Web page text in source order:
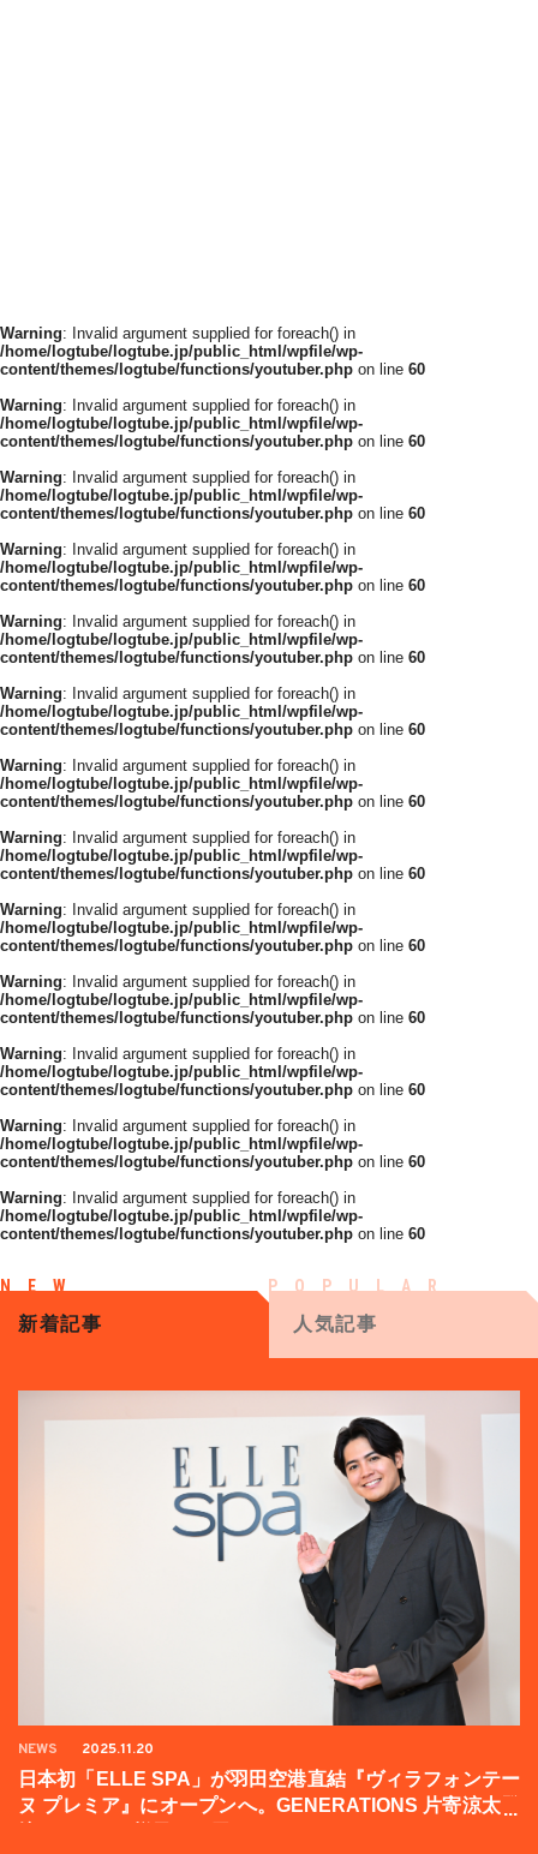
Warning: Invalid argument supplied for foreach() in
/home/logtube/logtube.jp/public_html/wpfile/wp-
content/themes/logtube/functions/youtuber.php on line 60
Warning: Invalid argument supplied for foreach() in
/home/logtube/logtube.jp/public_html/wpfile/wp-
content/themes/logtube/functions/youtuber.php on line 60
Warning: Invalid argument supplied for foreach() in
/home/logtube/logtube.jp/public_html/wpfile/wp-
content/themes/logtube/functions/youtuber.php on line 60
Warning: Invalid argument supplied for foreach() in
/home/logtube/logtube.jp/public_html/wpfile/wp-
content/themes/logtube/functions/youtuber.php on line 60
Warning: Invalid argument supplied for foreach() in
/home/logtube/logtube.jp/public_html/wpfile/wp-
content/themes/logtube/functions/youtuber.php on line 60
Warning: Invalid argument supplied for foreach() in
/home/logtube/logtube.jp/public_html/wpfile/wp-
content/themes/logtube/functions/youtuber.php on line 60
Warning: Invalid argument supplied for foreach() in
/home/logtube/logtube.jp/public_html/wpfile/wp-
content/themes/logtube/functions/youtuber.php on line 60
Warning: Invalid argument supplied for foreach() in
/home/logtube/logtube.jp/public_html/wpfile/wp-
content/themes/logtube/functions/youtuber.php on line 60
Warning: Invalid argument supplied for foreach() in
/home/logtube/logtube.jp/public_html/wpfile/wp-
content/themes/logtube/functions/youtuber.php on line 60
Warning: Invalid argument supplied for foreach() in
/home/logtube/logtube.jp/public_html/wpfile/wp-
content/themes/logtube/functions/youtuber.php on line 60
Warning: Invalid argument supplied for foreach() in
/home/logtube/logtube.jp/public_html/wpfile/wp-
content/themes/logtube/functions/youtuber.php on line 60
Warning: Invalid argument supplied for foreach() in
/home/logtube/logtube.jp/public_html/wpfile/wp-
content/themes/logtube/functions/youtuber.php on line 60
Warning: Invalid argument supplied for foreach() in
/home/logtube/logtube.jp/public_html/wpfile/wp-
content/themes/logtube/functions/youtuber.php on line 60
新着記事 人気記事
NEWS 2025.11.20
日本初「ELLE SPA」が羽田空港直結『ヴィラフォンテー
ヌ プレミア』にオープンへ。GENERATIONS 片寄涼太登